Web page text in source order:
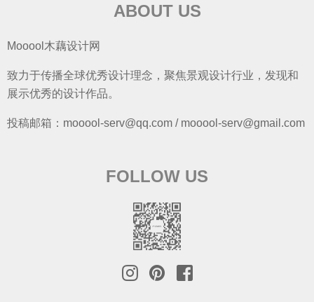
ABOUT US
Mooool木藕设计网
致力于传播全球优秀设计理念，聚焦景观设计行业，发现和
展示优秀的设计作品。
投稿邮箱：mooool-serv@qq.com / mooool-serv@gmail.com
FOLLOW US